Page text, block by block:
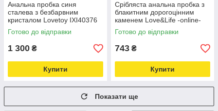
Анальна пробка синя
сталева з безбарвним
кристалом Lovetoy IXI40376
Love&Life -online-multimarket-
Готово до відправки
1 300 ₴
Купити
Срібляста анальна пробка з
блакитним дорогоцінним
каменем Love&Life -online-
multimarket-
Готово до відправки
743 ₴
Купити
Показати ще